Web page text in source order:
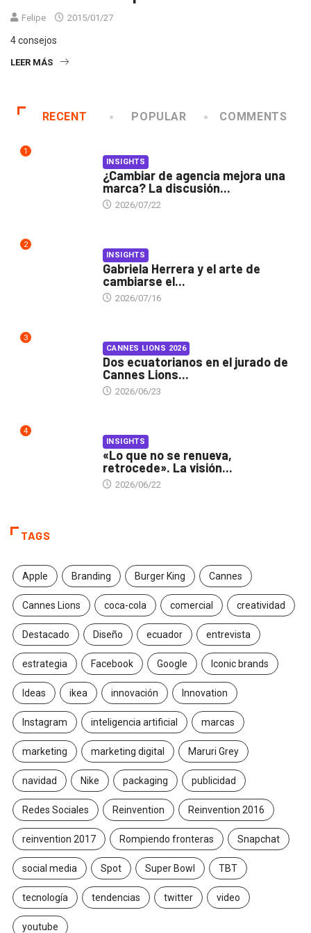
Felipe 2015/01/27
4 consejos
LEER MÁS
RECENT POPULAR COMMENTS
1
INSIGHTS
¿Cambiar de agencia mejora una
marca? La discusión...
2026/07/22
2
INSIGHTS
Gabriela Herrera y el arte de
cambiarse el...
2026/07/16
3
CANNES LIONS 2026
Dos ecuatorianos en el jurado de
Cannes Lions...
2026/06/23
4
INSIGHTS
«Lo que no se renueva,
retrocede». La visión...
2026/06/22
TAGS
Apple Branding Burger King Cannes
Cannes Lions coca-cola comercial creatividad
Destacado Diseño ecuador entrevista
estrategia Facebook Google Iconic brands
Ideas ikea innovación Innovation
Instagram inteligencia artificial marcas
marketing marketing digital Maruri Grey
navidad Nike packaging publicidad
Redes Sociales Reinvention Reinvention 2016
reinvention 2017 Rompiendo fronteras Snapchat
social media Spot Super Bowl TBT
tecnología tendencias twitter video
youtube